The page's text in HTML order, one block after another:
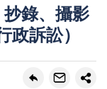
錄、攝影
政訴訟）